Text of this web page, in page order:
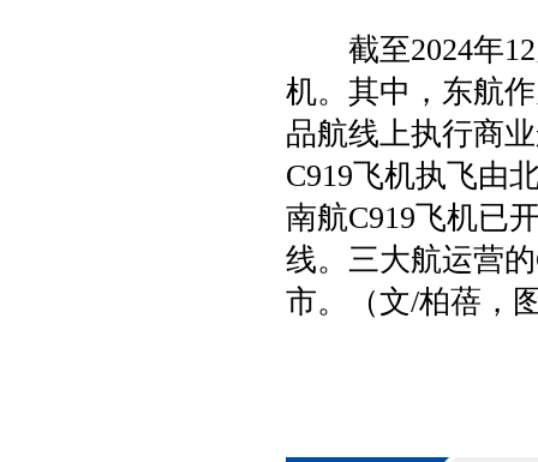
截至2024年12
机。其中，东航
品航线上执行商
C919飞机执飞由
南航C919飞机已
线。三大航运营
市。（文/柏蓓，